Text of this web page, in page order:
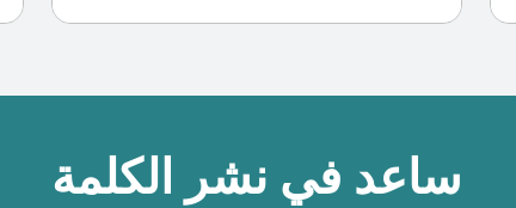
ساعد في نشر الكلمة